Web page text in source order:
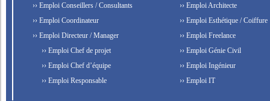
›› Emploi Conseillers / Consultants
›› Emploi Coordinateur
›› Emploi Directeur / Manager
›› Emploi Chef de projet
›› Emploi Chef d’équipe
›› Emploi Responsable
›› Emploi Architecte
›› Emploi Esthétique / Coiffure
›› Emploi Freelance
›› Emploi Génie Civil
›› Emploi Ingénieur
›› Emploi IT